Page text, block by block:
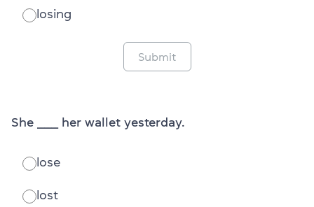
losing
Submit
She ______ her wallet yesterday.
lose
lost